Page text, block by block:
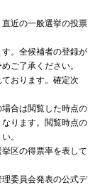
近の一般選挙の投票
。全候補者の登録が
ご了承ください。
おります。確定次
合は閲覧した時点の
ります。閲覧時点の
。
区の得票率を表して
委員会発表の公式デ